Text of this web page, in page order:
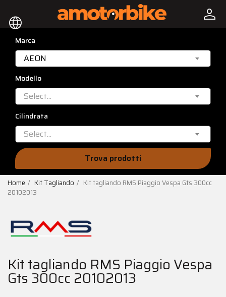
language person
Marca
AEON
Modello
Select...
Cilindrata
Select...
Trova prodotti
Home Kit Tagliando
Kit tagliando RMS Piaggio Vespa Gts 300cc
20102013
Kit tagliando RMS Piaggio Vespa
Gts 300cc 20102013